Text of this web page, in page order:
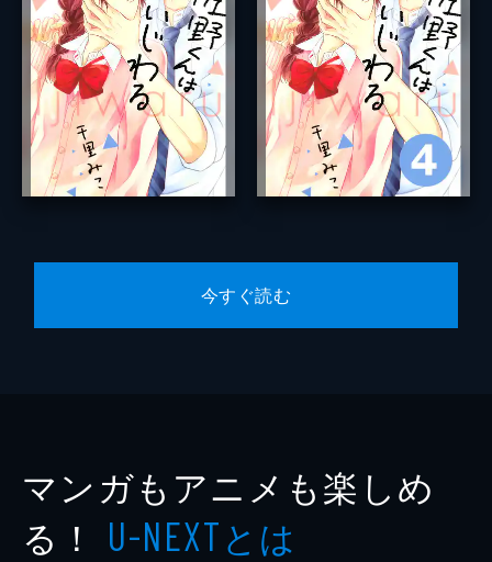
今すぐ読む
マンガもアニメも楽しめ
る！ U-NEXTとは